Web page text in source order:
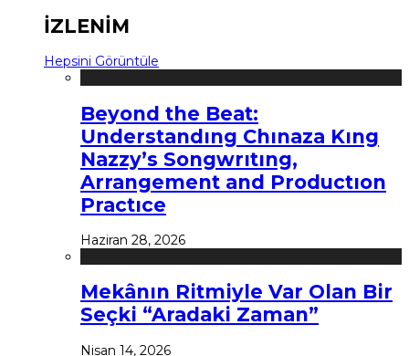
İZLENİM
Hepsini Görüntüle
Beyond the Beat:
Understandıng Chınaza Kıng
Nazzy’s Songwrıtıng,
Arrangement and Productıon
Practıce
Haziran 28, 2026
Mekânın Ritmiyle Var Olan Bir
Seçki “Aradaki Zaman”
Nisan 14, 2026